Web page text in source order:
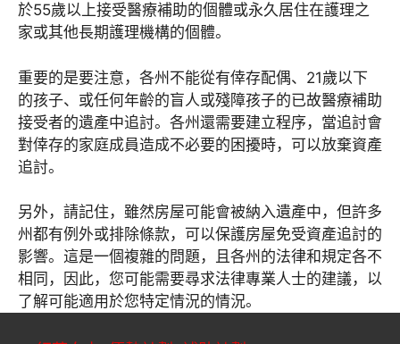
於55歲以上接受醫療補助的個體或永久居住在護理之
家或其他長期護理機構的個體。
重要的是要注意，各州不能從有倖存配偶、21歲以下
的孩子、或任何年齡的盲人或殘障孩子的已故醫療補助
接受者的遺產中追討。各州還需要建立程序，當追討會
對倖存的家庭成員造成不必要的困擾時，可以放棄資產
追討。
另外，請記住，雖然房屋可能會被納入遺產中，但許多
州都有例外或排除條款，可以保護房屋免受資產追討的
影響。這是一個複雜的問題，且各州的法律和規定各不
相同，因此，您可能需要尋求法律專業人士的建議，以
了解可能適用於您特定情況的情況。